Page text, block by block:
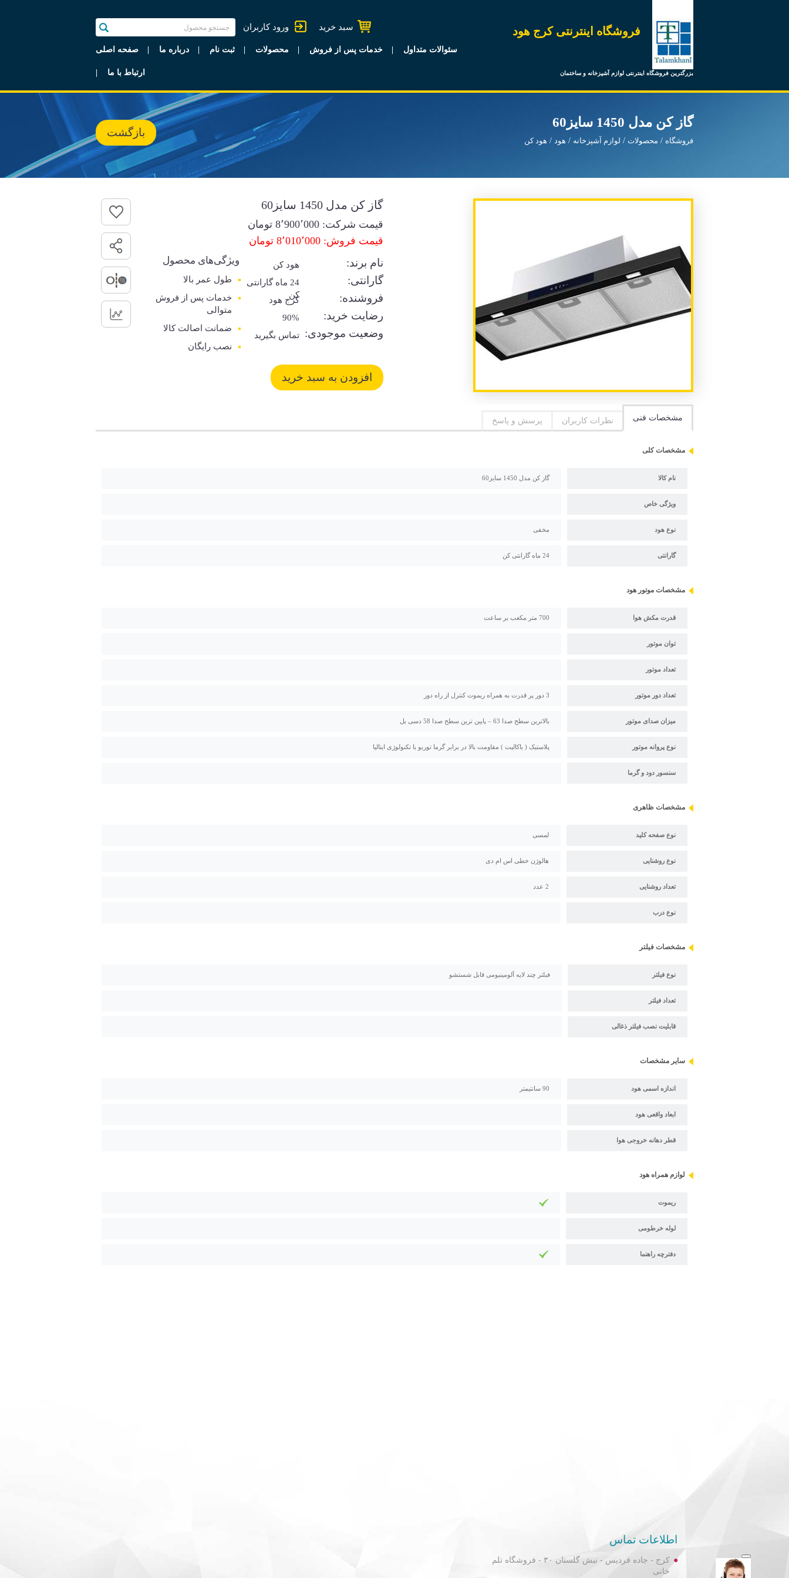
فروشگاه اینترنتی کرج هود
بزرگترین فروشگاه اینترنتی لوازم آشپزخانه و ساختمان
ورود کاربران سبد خرید
صفحه اصلی درباره ما ثبت نام محصولات خدمات پس از فروش سئوالات متداول
ارتباط با ما
گاز کن مدل 1450 سایز60
فروشگاه محصولات لوازم آشپزخانه هود هود کن
بازگشت
گاز کن مدل 1450 سایز60
قیمت شرکت: 8٬900٬000 تومان
قیمت فروش: 8٬010٬000 تومان
نام برند: هود کن
گارانتی:
24 ماه گارانتی
کن
فروشنده: کرج هود
رضایت خرید: 90%
وضعیت موجودی: تماس بگیرید
ویژگی‌های محصول
طول عمر بالا
خدمات پس از فروش
متوالی
ضمانت اصالت کالا
نصب رایگان
مشخصات فنی نظرات کاربران پرسش و پاسخ
مشخصات کلی
نام کالا گاز کن مدل 1450 سایز60
ویژگی خاص
نوع هود مخفی
گارانتی 24 ماه گارانتی کن
مشخصات موتور هود
قدرت مکش هوا 700 متر مکعب بر ساعت
توان موتور
تعداد موتور
تعداد دور موتور 3 دور پر قدرت به همراه ریموت کنترل از راه دور
میزان صدای موتور بالاترین سطح صدا 63 – پایین ترین سطح صدا 58 دسی بل
نوع پروانه موتور پلاستیک ( باکالیت ) مقاومت بالا در برابر گرما توربو با تکنولوژی ایتالیا
سنسور دود و گرما
مشخصات ظاهری
نوع صفحه کلید لمسی
نوع روشنایی هالوژن خطی اس ام دی
تعداد روشنایی 2 عدد
نوع درب
مشخصات فیلتر
نوع فیلتر فبلتر چند لایه آلومینیومی قابل شستشو
تعداد فیلتر
قابلیت نصب فیلتر ذغالی
سایر مشخصات
اندازه اسمی هود 90 سانتیمتر
ابعاد واقعی هود
قطر دهانه خروجی هوا
لوازم همراه هود
ریموت
لوله خرطومی
دفترچه راهنما
اطلاعات تماس
کرج - جاده فردیس - نبش گلستان ۳۰ - فروشگاه تلم
خانی